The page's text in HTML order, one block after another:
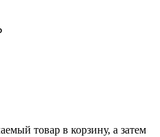
товар в корзину, а затем